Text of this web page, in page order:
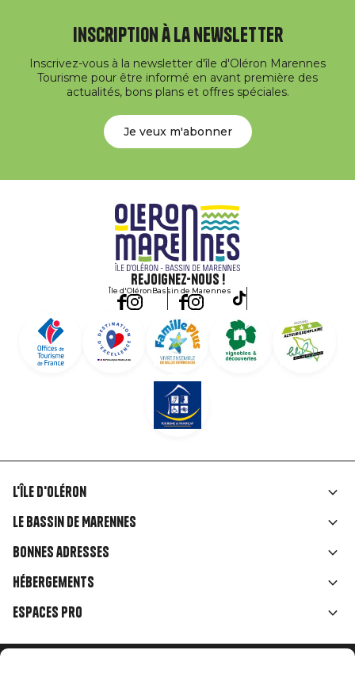
Inscription à la newsletter
Inscrivez-vous à la newsletter d'île d'Oléron Marennes
Tourisme pour être informé en avant première des
actualités, bons plans et offres spéciales.
Je veux m'abonner
Rejoignez-nous !
Île d'OléronBassin de Marennes
Liens
rubriques
L'île d'Oléron
Le Bassin de Marennes
Bonnes adresses
Hébergements
Espaces Pro